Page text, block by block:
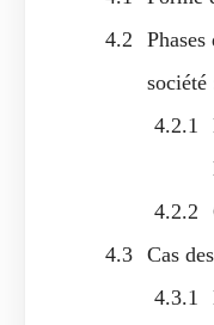
société
Cas